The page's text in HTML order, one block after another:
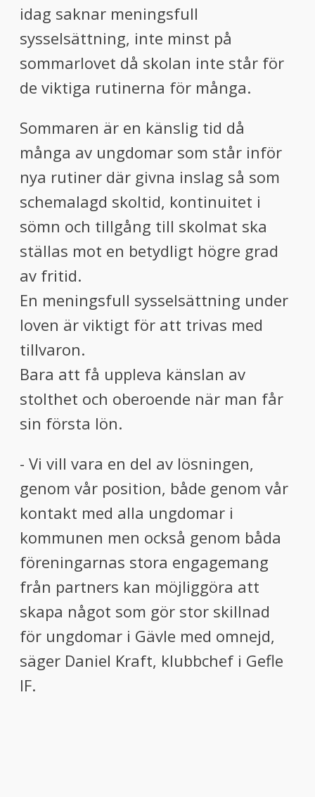
idag saknar meningsfull
sysselsättning, inte minst på
sommarlovet då skolan inte står för
de viktiga rutinerna för många.
Sommaren är en känslig tid då
många av ungdomar som står inför
nya rutiner där givna inslag så som
schemalagd skoltid, kontinuitet i
sömn och tillgång till skolmat ska
ställas mot en betydligt högre grad
av fritid.
En meningsfull sysselsättning under
loven är viktigt för att trivas med
tillvaron.
Bara att få uppleva känslan av
stolthet och oberoende när man får
sin första lön.
- Vi vill vara en del av lösningen,
genom vår position, både genom vår
kontakt med alla ungdomar i
kommunen men också genom båda
föreningarnas stora engagemang
från partners kan möjliggöra att
skapa något som gör stor skillnad
för ungdomar i Gävle med omnejd,
säger Daniel Kraft, klubbchef i Gefle
IF.